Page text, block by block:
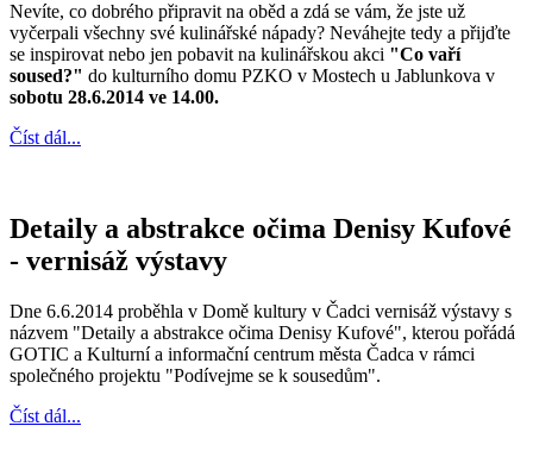
Nevíte, co dobrého připravit na oběd a zdá se vám, že jste už
vyčerpali všechny své kulinářské nápady? Neváhejte tedy a přijďte
se inspirovat nebo jen pobavit na kulinářskou akci "Co vaří
soused?" do kulturního domu PZKO v Mostech u Jablunkova v
sobotu 28.6.2014 ve 14.00.
Číst dál...
Detaily a abstrakce očima Denisy Kufové
- vernisáž výstavy
Dne 6.6.2014 proběhla v Domě kultury v Čadci vernisáž výstavy s
názvem "Detaily a abstrakce očima Denisy Kufové", kterou pořádá
GOTIC a Kulturní a informační centrum města Čadca v rámci
společného projektu "Podívejme se k sousedům".
Číst dál...